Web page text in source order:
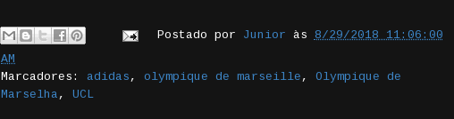
Postado por Junior às 8/29/2018 11:06:00
AM
Marcadores: adidas , olympique de marseille , Olympique de
Marselha , UCL